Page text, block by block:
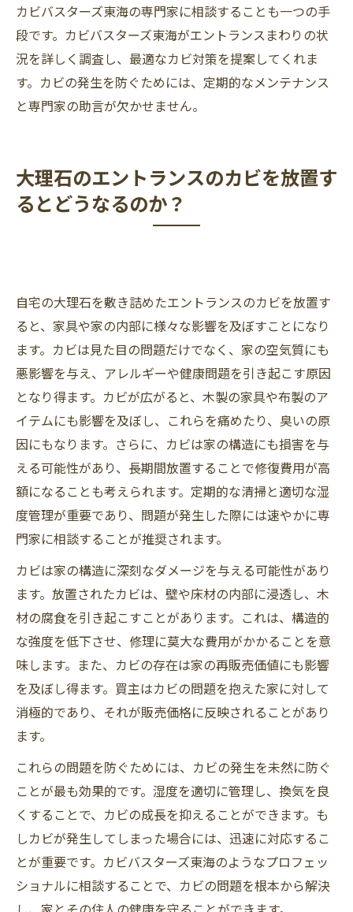
カビバスターズ東海の専門家に相談することも一つの手
段です。カビバスターズ東海がエントランスまわりの状
況を詳しく調査し、最適なカビ対策を提案してくれま
す。カビの発生を防ぐためには、定期的なメンテナンス
と専門家の助言が欠かせません。
大理石のエントランスのカビを放置す
るとどうなるのか？
自宅の大理石を敷き詰めたエントランスのカビを放置す
ると、家具や家の内部に様々な影響を及ぼすことになり
ます。カビは見た目の問題だけでなく、家の空気質にも
悪影響を与え、アレルギーや健康問題を引き起こす原因
となり得ます。カビが広がると、木製の家具や布製のア
イテムにも影響を及ぼし、これらを痛めたり、臭いの原
因にもなります。さらに、カビは家の構造にも損害を与
える可能性があり、長期間放置することで修復費用が高
額になることも考えられます。定期的な清掃と適切な湿
度管理が重要であり、問題が発生した際には速やかに専
門家に相談することが推奨されます。
カビは家の構造に深刻なダメージを与える可能性があり
ます。放置されたカビは、壁や床材の内部に浸透し、木
材の腐食を引き起こすことがあります。これは、構造的
な強度を低下させ、修理に莫大な費用がかかることを意
味します。また、カビの存在は家の再販売価値にも影響
を及ぼし得ます。買主はカビの問題を抱えた家に対して
消極的であり、それが販売価格に反映されることがあり
ます。
これらの問題を防ぐためには、カビの発生を未然に防ぐ
ことが最も効果的です。湿度を適切に管理し、換気を良
くすることで、カビの成長を抑えることができます。も
しカビが発生してしまった場合には、迅速に対応するこ
とが重要です。カビバスターズ東海のようなプロフェッ
ショナルに相談することで、カビの問題を根本から解決